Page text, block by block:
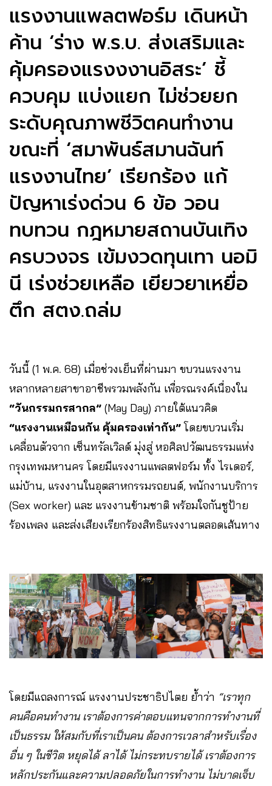
แรงงานแพลตฟอร์ม เดินหน้า
ค้าน ‘ร่าง พ.ร.บ. ส่งเสริมและ
คุ้มครองแรงงงานอิสระ’ ชี้
ควบคุม แบ่งแยก ไม่ช่วยยก
ระดับคุณภาพชีวิตคนทำงาน
ขณะที่ ‘สมาพันธ์สมานฉันท์
แรงงานไทย’ เรียกร้อง แก้
ปัญหาเร่งด่วน 6 ข้อ วอน
ทบทวน กฎหมายสถานบันเทิง
ครบวงจร เข้มงวดทุนเทา นอมิ
นี เร่งช่วยเหลือ เยียวยาเหยื่อ
ตึก สตง.ถล่ม
วันนี้ (1 พ.ค. 68) เมื่อช่วงเย็นที่ผ่านมา ขบวนแรงงาน
หลากหลายสาขาอาชีพรวมพลังกัน เพื่อรณรงค์เนื่องใน
“วันกรรมกรสากล” (May Day) ภายใต้แนวคิด
“แรงงานเหมือนกัน คุ้มครองเท่ากัน”โดยขบวนเริ่ม
เคลื่อนตัวจาก เซ็นทรัลเวิลด์ มุ่งสู่ หอศิลปวัฒนธรรมแห่ง
กรุงเทพมหานคร โดยมีแรงงานแพลตฟอร์ม ทั้ง ไรเดอร์,
แม่บ้าน, แรงงานในอุตสาหกรรมรถยนต์, พนักงานบริการ
(Sex worker) และ แรงงานข้ามชาติ พร้อมใจกันชูป้าย
ร้องเพลง และส่งเสียงเรียกร้องสิทธิแรงงานตลอดเส้นทาง
โดยมีแถลงการณ์ แรงงานประชาธิปไตย ย้ำว่า “เราทุก
คนคือคนทำงาน เราต้องการค่าตอบแทนจากการทำงานที่
เป็นธรรม ให้สมกับที่เราเป็นคน ต้องการเวลาสำหรับเรื่อง
อื่น ๆ ในชีวิต หยุดได้ ลาได้ ไม่กระทบรายได้ เราต้องการ
หลักประกันและความปลอดภัยในการทำงาน ไม่บาดเจ็บ